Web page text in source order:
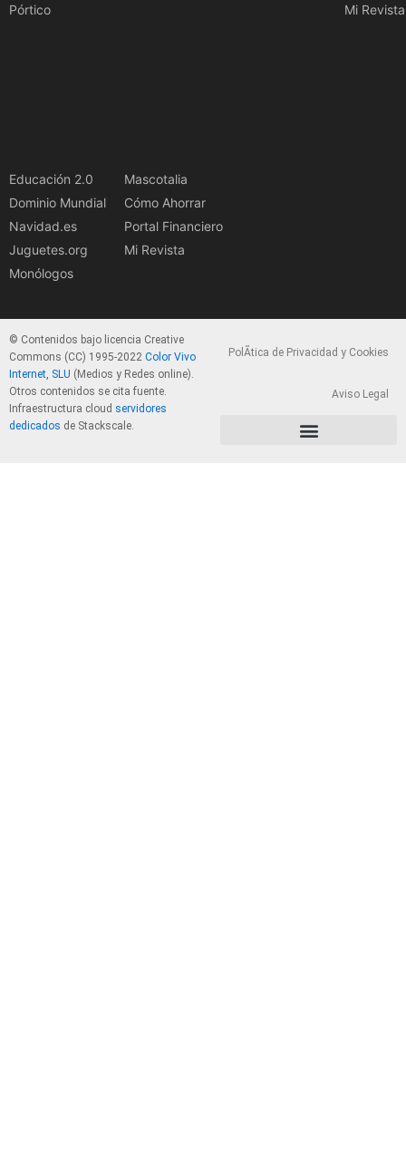
Pórtico
Mi Revista
Educación 2.0
Dominio Mundial
Navidad.es
Juguetes.org
Monólogos
Mascotalia
Cómo Ahorrar
Portal Financiero
Mi Revista
© Contenidos bajo licencia Creative
Commons (CC) 1995-2022 Color Vivo
Internet, SLU (Medios y Redes online).
Otros contenidos se cita fuente.
Infraestructura cloud servidores
dedicados de Stackscale.
PolÃ­tica de Privacidad y Cookies
Aviso Legal